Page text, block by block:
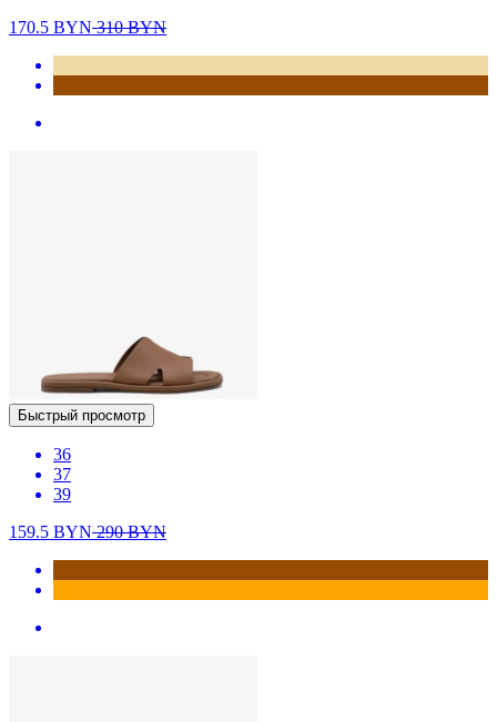
170.5 BYN310BYN
Быстрый просмотр
36
37
39
159.5 BYN290BYN